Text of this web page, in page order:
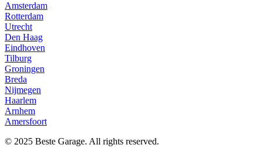
Amsterdam
Rotterdam
Utrecht
Den Haag
Eindhoven
Tilburg
Groningen
Breda
Nijmegen
Haarlem
Arnhem
Amersfoort
© 2025 Beste Garage. All rights reserved.